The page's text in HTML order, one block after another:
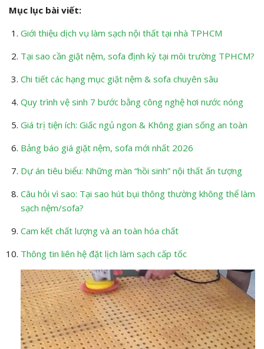
Mục lục bài viết:
Giới thiệu dịch vụ làm sạch nội thất tại nhà TPHCM
Tại sao cần giặt nệm, sofa định kỳ tại môi trường TPHCM?
Chi tiết các hạng mục giặt nệm & sofa chuyên sâu
Quy trình vệ sinh 7 bước bằng công nghệ hơi nước nóng
Giá trị tiện ích: Giấc ngủ ngon & Không gian sống an toàn
Bảng báo giá giặt nệm, sofa mới nhất 2026
Dự án tiêu biểu: Những màn “hồi sinh” nội thất ấn tượng
Câu hỏi vì sao: Tại sao hút bụi thông thường không thể làm
sạch nệm/sofa?
Cam kết chất lượng và an toàn hóa chất
Thông tin liên hệ đặt lịch làm sạch cấp tốc